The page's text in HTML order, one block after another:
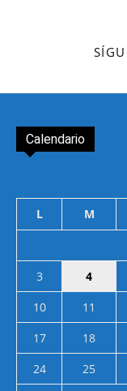
Calendario
L M
3
4
10
11
17
18
24
25